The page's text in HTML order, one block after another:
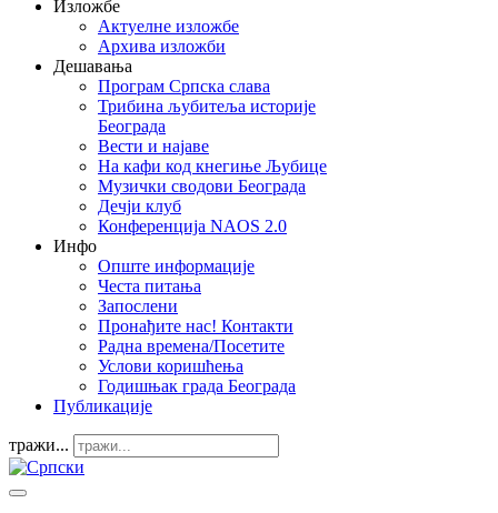
Изложбе
Актуелне изложбе
Архива изложби
Дешавања
Програм Српска слава
Трибина љубитеља историје
Београда
Beсти и најаве
На кафи код кнегиње Љубице
Музички сводови Београда
Дечји клуб
Конференција NAOS 2.0
Инфо
Опште информације
Честа питања
Запослени
Пронађите нас! Контакти
Радна времена/Посетите
Услови коришћења
Годишњак града Београда
Публикације
тражи...